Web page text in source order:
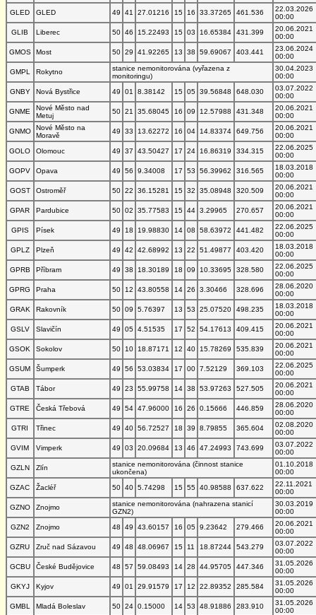
GLED
GLED 49 41 27.01216 15 16 33.37265 461.536
22.03.2026
00:00
GLIB
Liberec 50 46 15.22493 15 03 16.65384 431.399
20.06.2021
00:00
GMOS
Most 50 29 41.92265 13 38 59.69067 403.441
23.06.2024
00:00
GMPL
Rokytno
stanice nemonitorována (vyřazena z
monitoringu)
30.04.2023
00:00
GNBY
Nová Bystřice 49 01 8.38142 15 05 39.56848 648.030
03.07.2022
00:00
GNME
Nové Město nad
Metuj
50 21 35.68045 16 09 12.57988 431.348
20.06.2021
00:00
GNMO
Nové Město na
Moravě
49 33 13.62272 16 04 14.83374 649.756
20.06.2021
00:00
GOLO
Olomouc 49 37 43.50427 17 24 16.86319 334.315
22.06.2025
00:00
GOPV
Opava 49 56 9.34008 17 53 56.39962 316.565
18.03.2018
00:00
GOST
Ostroměř 50 22 36.15281 15 32 35.08948 320.509
20.06.2021
00:00
GPAR
Pardubice 50 02 35.77583 15 44 3.29965 270.657
20.06.2021
00:00
GPIS
Písek 49 18 19.98830 14 08 58.63972 441.482
22.06.2025
00:00
GPLZ
Plzeň 49 42 42.68992 13 22 51.49877 403.420
18.03.2018
00:00
GPRB
Příbram 49 38 18.30189 18 09 10.33695 328.580
22.06.2025
00:00
GPRG
Praha 50 12 43.80558 14 26 3.30466 328.696
28.06.2020
00:00
GRAK
Rakovník 50 09 5.76397 13 53 25.07520 498.235
18.03.2018
00:00
GSLV
Slavičín 49 05 4.51535 17 52 54.17613 409.415
20.06.2021
00:00
GSOK
Sokolov 50 10 18.87171 12 40 15.78269 535.839
20.06.2021
00:00
GSUM
Šumperk 49 56 53.03834 17 00 7.52129 369.103
22.06.2025
00:00
GTAB
Tábor 49 23 55.99758 14 38 53.97263 527.505
20.06.2021
00:00
GTRE
Česká Třebová 49 54 47.96000 16 26 0.15666 446.859
28.06.2020
00:00
GTRI
Třinec 49 40 56.72527 18 39 8.79855 365.604
02.08.2020
00:00
GVIM
Vimperk 49 03 20.09684 13 46 47.24993 743.699
03.07.2022
00:00
GZLN
Zlín
stanice nemonitorována (činnost stanice
ukončena)
01.10.2018
00:00
GZAC
Žacléř 50 40 5.74298 15 55 40.98588 637.622
22.11.2021
00:00
GZNO
Znojmo
stanice nemonitorována (nahrazena stanicí
GZN2)
30.03.2019
00:00
GZN2
Znojmo 48 49 43.60157 16 05 9.23642 279.466
20.06.2021
00:00
GZRU
Zruč nad Sázavou 49 48 48.06967 15 11 18.87244 543.279
03.07.2022
00:00
GCBU
České Budějovice 48 57 59.08493 14 28 44.95705 447.346
31.05.2026
00:00
GKYJ
Kyjov 49 01 29.91579 17 12 22.89352 285.584
31.05.2026
00:00
GMBL
Mladá Boleslav 50 24 0.15000 14 53 48.91886 283.910
31.05.2026
00:00